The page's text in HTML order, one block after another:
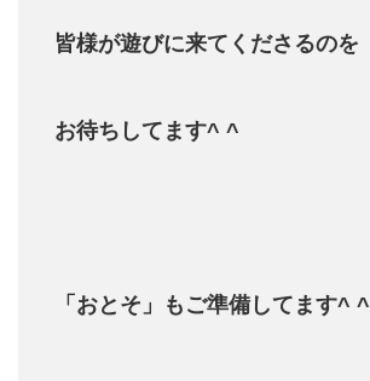
皆様が遊びに来てくださるのを
お待ちしてます^ ^
「おとそ」もご準備して ます^ ^